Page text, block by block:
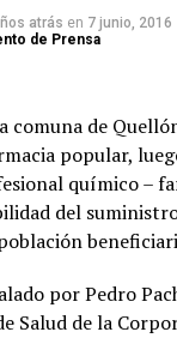
atrás en 7 junio, 2016
de Prensa
comuna de
popular,
químico –
del
por Pedro
Salud de la